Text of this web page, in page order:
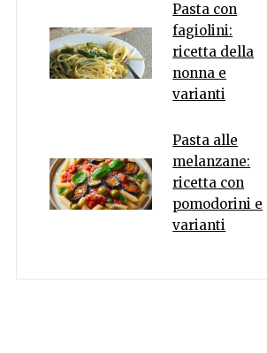
Pasta con
fagiolini:
ricetta della
nonna e
varianti
Pasta alle
melanzane:
ricetta con
pomodorini e
varianti